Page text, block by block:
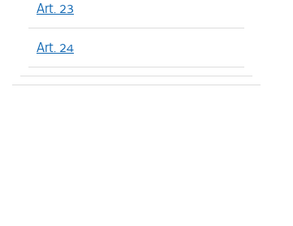
Art. 23
Art. 24